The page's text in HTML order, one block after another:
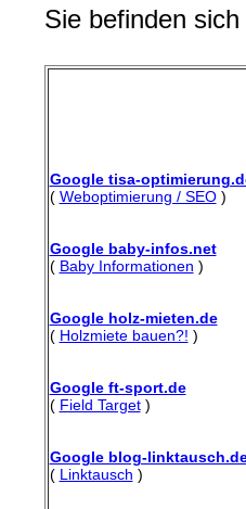
Sie befinden
Google tisa-
( Weboptimierung / SEO)
Google baby-infos.net
( Baby Informationen )
Google holz-mieten.de
( Holzmiete bauen?! )
Google ft-sport.de
( Field Target)
Google blog-
( Linktausch )